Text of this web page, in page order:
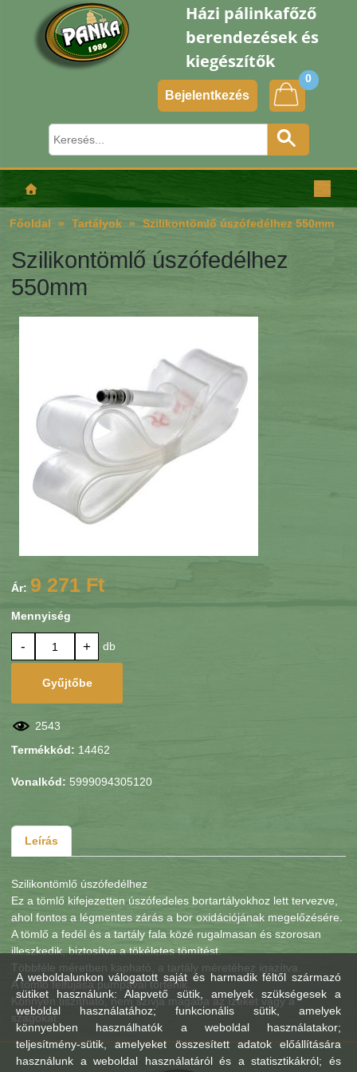
Házi pálinkafőző
berendezések és
kiegészítők
Bejelentkezés
0
Főoldal Tartályok Szilikontömlő úszófedélhez 550mm
Szilikontömlő úszófedélhez
550mm
Ár: 9 271 Ft
Mennyiség
- + db
Gyűjtőbe
2543
Termékkód: 14462
Vonalkód: 5999094305120
Leírás
Szilikontömlő úszófedélhez
Ez a tömlő kifejezetten úszófedeles bortartályokhoz lett tervezve,
ahol fontos a légmentes zárás a bor oxidációjának megelőzésére.
A tömlő a fedél és a tartály fala közé rugalmasan és szorosan
illeszkedik, biztosítva a tökéletes tömítést.
Többféle méretben kapható, a tartály méretéhez igazítva.
A tömlő felfújása pumpával történik.
Könnyen tiszítható, nem szívja magába az ízeket vagy a
szagokat.
A weboldalunkon válogatott saját és harmadik féltől származó
sütiket használunk: Alapvető sütik, amelyek szükségesek a
weboldal használatához; funkcionális sütik, amelyek
könnyebben használhatók a weboldal használatakor;
teljesítmény-sütik, amelyeket összesített adatok előállítására
használunk a weboldal használatáról és a statisztikákról; és